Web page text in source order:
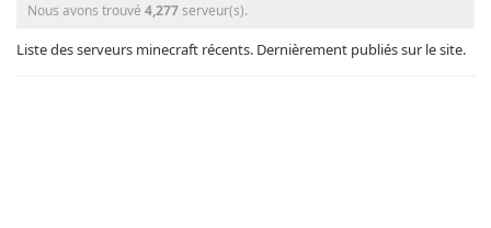
Nous avons trouvé 4,277serveur(s).
Liste des serveurs minecraft récents. Dernièrement publiés sur le site.